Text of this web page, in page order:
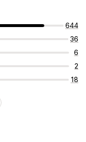
644
36
6
2
18